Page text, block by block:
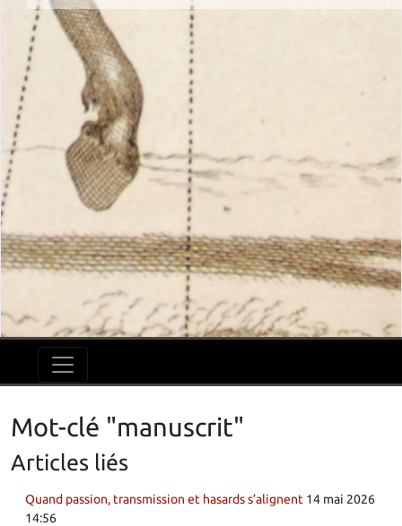
Mot-clé "manuscrit"
Articles liés
Quand passion, transmission et hasards s’alignent 14 mai 2026
14:56